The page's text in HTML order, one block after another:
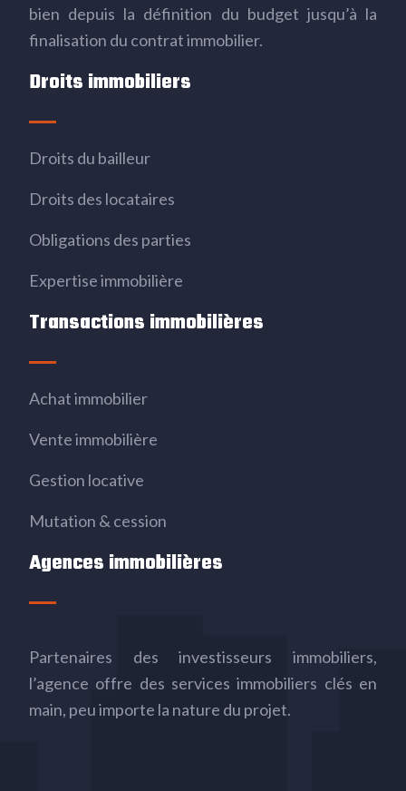
bien depuis la définition du budget jusqu’à la
finalisation du contrat immobilier.
Droits immobiliers
Droits du bailleur
Droits des locataires
Obligations des parties
Expertise immobilière
Transactions immobilières
Achat immobilier
Vente immobilière
Gestion locative
Mutation & cession
Agences immobilières
Partenaires des investisseurs immobiliers,
l’agence offre des services immobiliers clés en
main, peu importe la nature du projet.